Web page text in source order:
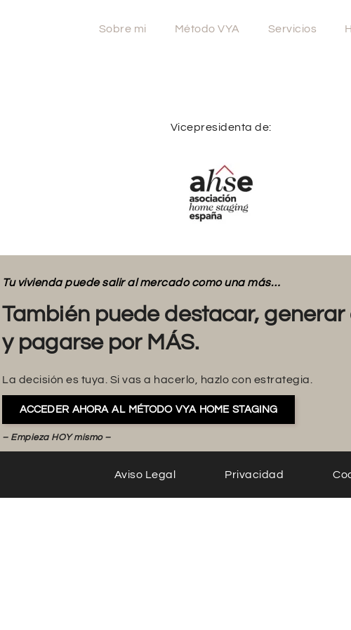
Sobre mi Método VYA Servicios
Vicepresidenta de:
Tu vivienda puede salir al mercado como una más…
También puede destacar, generar
y pagarse por MÁS.
La decisión es tuya. Si vas a hacerlo, hazlo con estrategia.
ACCEDER AHORA AL MÉTODO VYA HOME STAGING
– Empieza HOY mismo –
Aviso Legal Privacidad